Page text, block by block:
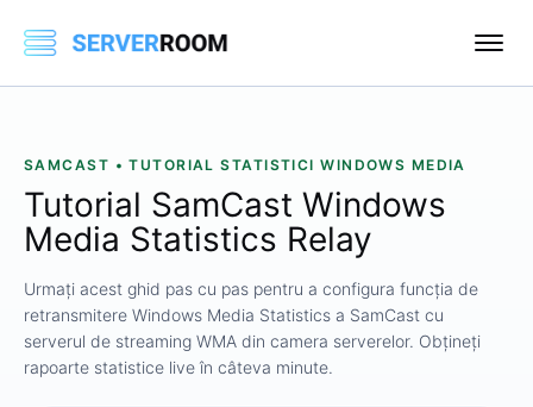
SAMCAST • TUTORIAL STATISTICI WINDOWS MEDIA
Tutorial SamCast Windows
Media Statistics Relay
Urmați acest ghid pas cu pas pentru a configura funcția de
retransmitere Windows Media Statistics a SamCast cu
serverul de streaming WMA din camera serverelor. Obțineți
rapoarte statistice live în câteva minute.